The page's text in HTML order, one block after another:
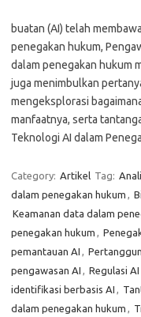
buatan (AI) telah
penegakan hukum,
dalam penegakan hukum
juga menimbulkan
mengeksplorasi
manfaatnya, serta
Teknologi AI dalam
Category: Artikel Tag:
dalam penegakan hukum ,
Keamanan data dalam
penegakan hukum ,
pemantauan AI ,
pengawasan AI , Regulasi
identifikasi berbasis AI ,
dalam penegakan hukum ,